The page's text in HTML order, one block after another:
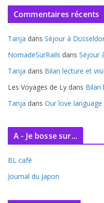
c
v
e
s
Commentaires récents
Tanja dans Séjour à
NomadeSurRails dans Séjour
Tanja dans Bilan lecture et
Les Voyages de Ly dans Bilan
Tanja dans Our love
A - Je bosse sur...
BL café
Journal du Japon